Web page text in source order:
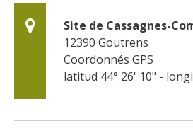
Site de Cassagnes-
12390 Goutrens
Coordonnés GPS
latitud 44° 26' 10" -